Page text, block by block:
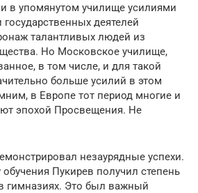
в упомянутом училище усилиями
деятелей
талантливых людей из
Но Московское училище,
в том числе, и для такой
больше усилий в этом
в Европе тот период многие и
эпохой Просвещения. Не
незаурядные успехи.
Пукирев получил степень
гимназиях. Это был важный